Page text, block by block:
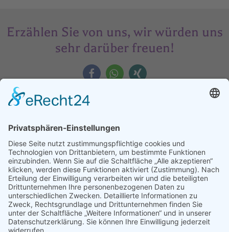
Erzählen Sie von uns, wir würden uns
sehr darüber freuen!
Assoziierter Partner der Universität
Debrezen
Faculty of Child And Adult Education of the University of
Debrezen, Dekanat Hajdúböszörmény.
Weitere Informationen finden Sie auf www.ethics-
education.eu